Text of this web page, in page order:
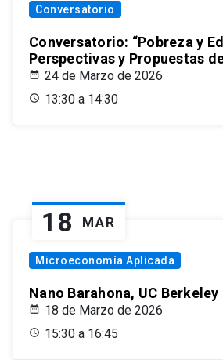
Conversatorio
Conversatorio: “Pobreza y
Perspectivas y Propuestas
24 de Marzo de 2026
13:30 a 14:30
18 MAR
Microeconomía Aplicada
Nano Barahona, UC Berkeley
18 de Marzo de 2026
15:30 a 16:45